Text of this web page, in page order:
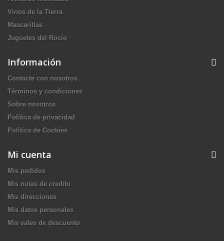
Vinos de la Tierra
Mascarillas
Juguetes del Rocío
Información
Contacte con nosotros
Términos y condiciones
Sobre nosotros
Política de privacidad
Política de Cookies
Mi cuenta
Mis pedidos
Mis notas de credito
Mis direcciones
Mis datos personales
Mis vales de descuento